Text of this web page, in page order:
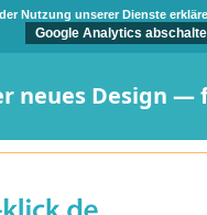
Nutzung unserer Dienste
Google Analytics
neues Design